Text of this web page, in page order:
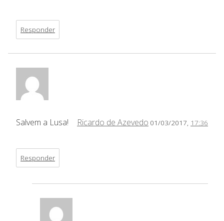
Responder
Ricardo de Azevedo 01/03/2017, 17:36
Salvem a Lusa!
Responder